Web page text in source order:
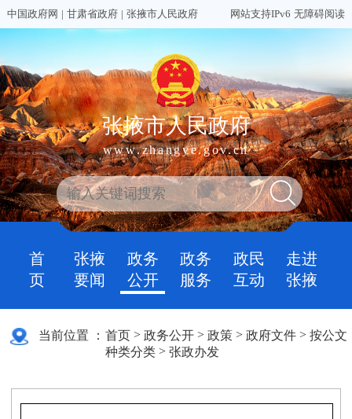
中国政府网 | 甘肃省政府 | 张掖市人民政府 网站支持IPv6 无障碍阅读
张掖市人民政府
www.zhangye.gov.cn
首
页
张掖
要闻
政务
公开
政务
服务
政民
互动
走进
张掖
当前位置 ： 首页 >政务公开 >政策 >政府文件 >按公文
种类分类 >张政办发